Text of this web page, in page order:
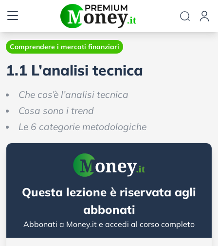
Comprendere i mercati finanziari
1.1 L’analisi tecnica
Che cos’è l’analisi tecnica
Cosa sono i trend
Le 6 categorie metodologiche
Questa lezione è riservata agli
abbonati
Abbonati a Money.it e accedi al corso completo